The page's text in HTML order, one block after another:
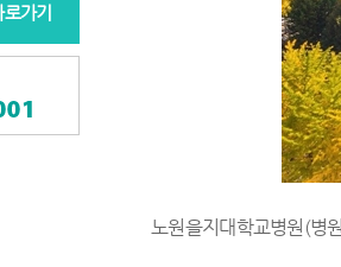
로가기
노원을지대학교병원(병